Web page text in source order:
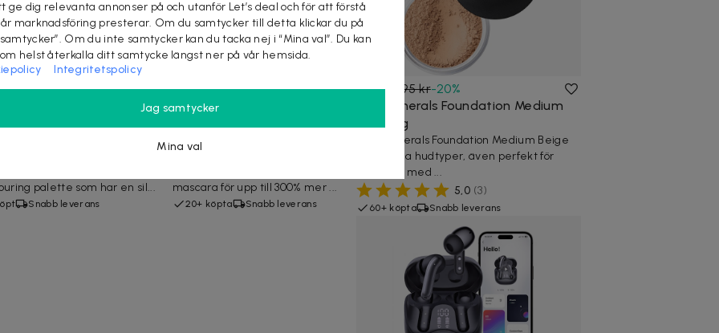
99 kr-19%
palette som har en sil...
Snabb leverans
95 kr219 kr-57%
Max Factor 2000 Calorie
mascara för upp till 300% mer ...
20+ köpta Snabb leverans
395 kr 495 kr-20%
Bare Minerals Foundation Medium
Beige 8g
Bare Minerals Foundation Medium Beige
passar alla hudtyper, även perfekt för
personer med ...
5,0 (3)
60+ köpta Snabb leverans
ge dig relevanta annonser på och utanför Let’s deal och för att förstå
marknadsföring presterar. Om du samtycker till detta klickar du på
samtycker”. Om du inte samtycker kan du tacka nej i “Mina val”. Du kan
helst återkalla ditt samtycke längst ner på vår hemsida.
Integritetspolicy
Jag samtycker
Mina val